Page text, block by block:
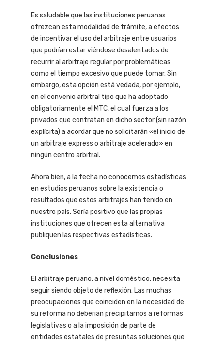
Es saludable que las instituciones peruanas
ofrezcan esta modalidad de trámite, a efectos
de incentivar el uso del arbitraje entre usuarios
que podrían estar viéndose desalentados de
recurrir al arbitraje regular por problemáticas
como el tiempo excesivo que puede tomar. Sin
embargo, esta opción está vedada, por ejemplo,
en el convenio arbitral tipo que ha adoptado
obligatoriamente el MTC, el cual fuerza a los
privados que contratan en dicho sector (sin razón
explícita) a acordar que no solicitarán «el inicio de
un arbitraje express o arbitraje acelerado» en
ningún centro arbitral.
Ahora bien, a la fecha no conocemos estadísticas
en estudios peruanos sobre la existencia o
resultados que estos arbitrajes han tenido en
nuestro país. Sería positivo que las propias
instituciones que ofrecen esta alternativa
publiquen las respectivas estadísticas.
Conclusiones
El arbitraje peruano, a nivel doméstico, necesita
seguir siendo objeto de reflexión. Las muchas
preocupaciones que coinciden en la necesidad de
su reforma no deberían precipitarnos a reformas
legislativas o a la imposición de parte de
entidades estatales de presuntas soluciones que